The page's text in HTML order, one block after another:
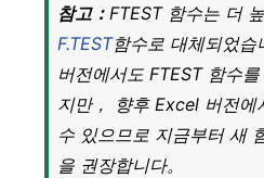
참고： FTEST 함수는 더
F.TEST함수로 대체되었
버전에서도 FTEST 함수
지만， 향후 Excel 버전에
수 있으므로 지금부터 새
을 권장합니다。